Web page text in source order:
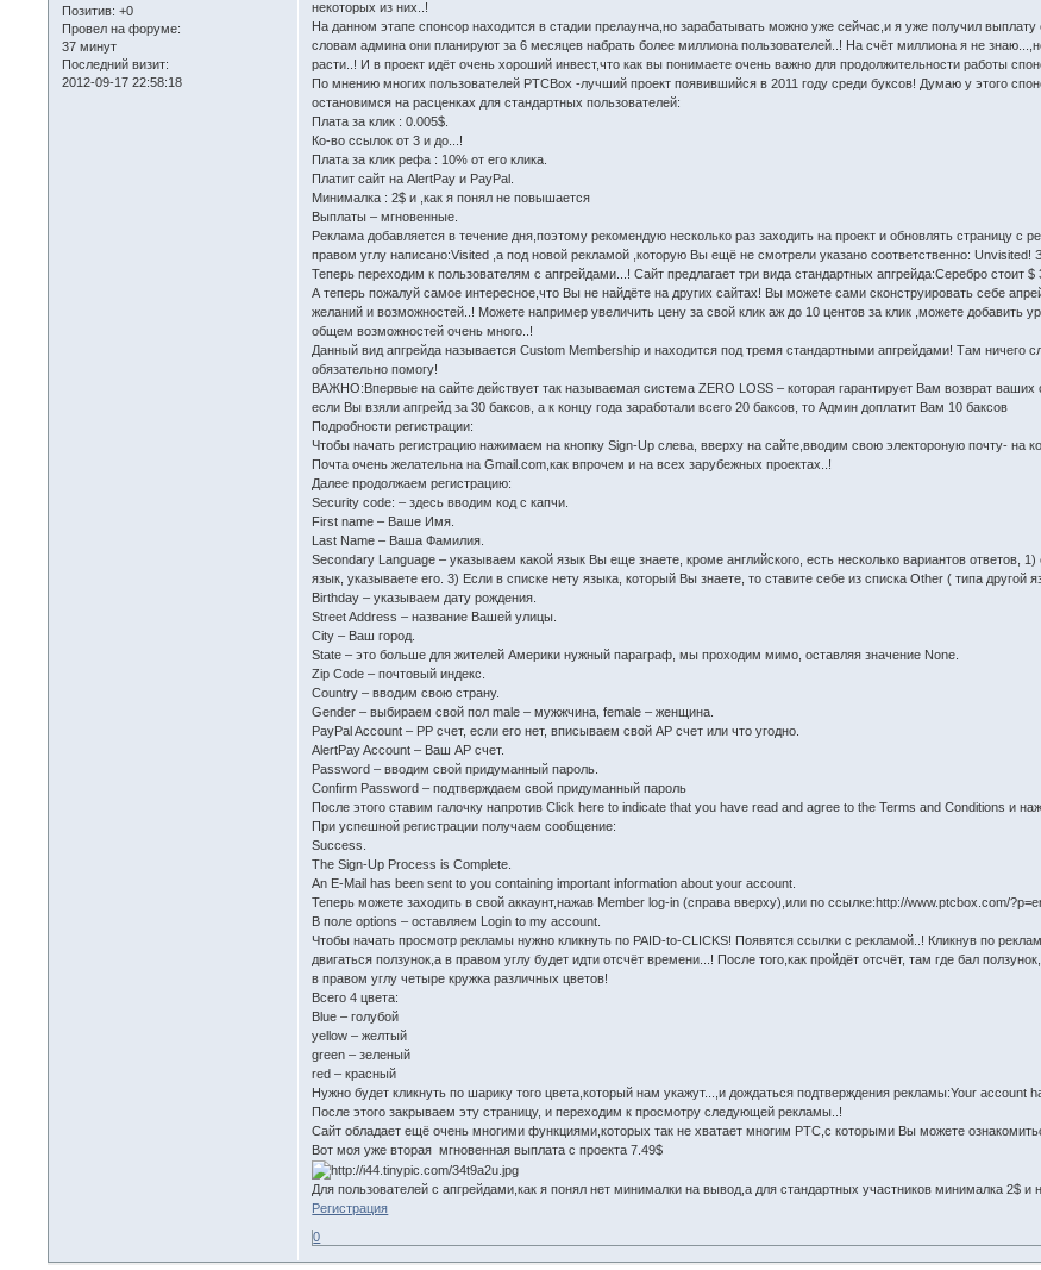
Позитив: +0
Провел на форуме:
37 минут
Последний визит:
2012-09-17 22:58:18
некоторых из них..!
На данном этапе спонсор находится в стадии прелаунча,но зарабатывать можно уже сейчас,и я уже получил
словам админа они планируют за 6 месяцев набрать более миллиона пользователей..! На счёт миллиона я не
расти..! И в проект идёт очень хороший инвест,что как вы понимаете очень важно для продолжительности работы
По мнению многих пользователей PTCВox -лучший проект появившийся в 2011 году среди буксов! Думаю у этого
остановимся на расценках для стандартных пользователей:
Плата за клик : 0.005$.
Ко-во ссылок от 3 и до...!
Плата за клик рефа : 10% от его клика.
Платит сайт на AlertPay и PayPal.
Минималка : 2$ и ,как я понял не повышается
Выплаты – мгновенные.
Реклама добавляется в течение дня,поэтому рекомендую несколько раз заходить на проект и обновлять страницу
правом углу написано:Visited ,а под новой рекламой ,которую Вы ещё не смотрели указано соответственно:
Теперь переходим к пользователям с апгрейдами...! Сайт предлагает три вида стандартных апгрейда:Серебро стоит $
А теперь пожалуй самое интересное,что Вы не найдёте на других сайтах! Вы можете сами сконструировать себе
желаний и возможностей..! Можете например увеличить цену за свой клик аж до 10 центов за клик ,можете добавить
общем возможностей очень много..!
Данный вид апгрейда называется Custom Membership и находится под тремя стандартными апгрейдами! Там ничего
обязательно помогу!
ВАЖНО:Впервые на сайте действует так называемая система ZERO LOSS – которая гарантирует Вам возврат
если Вы взяли апгрейд за 30 баксов, а к концу года заработали всего 20 баксов, то Админ доплатит Вам 10 баксов
Подробности регистрации:
Чтобы начать регистрацию нажимаем на кнопку Sign-Up слева, вверху на сайте,вводим свою электороную почту- на
Почта очень желательна на Gmail.com,как впрочем и на всех зарубежных проектах..!
Далее продолжаем регистрацию:
Security code: – здесь вводим код с капчи.
First name – Ваше Имя.
Last Name – Ваша Фамилия.
Secondary Language – указываем какой язык Вы еще знаете, кроме английского, есть несколько вариантов ответов,
язык, указываете его. 3) Если в списке нету языка, который Вы знаете, то ставите себе из списка Other ( типа другой
Birthday – указываем дату рождения.
Street Address – название Вашей улицы.
City – Ваш город.
State – это больше для жителей Америки нужный параграф, мы проходим мимо, оставляя значение None.
Zip Code – почтовый индекс.
Country – вводим свою страну.
Gender – выбираем свой пол male – мужжчина, female – женщина.
PayPal Account – PP счет, если его нет, вписываем свой АР счет или что угодно.
AlertPay Account – Ваш АР счет.
Password – вводим свой придуманный пароль.
Confirm Password – подтверждаем свой придуманный пароль
После этого ставим галочку напротив Click here to indicate that you have read and agree to the Terms and Conditions и
При успешной регистрации получаем сообщение:
Success.
The Sign-Up Process is Complete.
An E-Mail has been sent to you containing important information about your account.
Теперь можете заходить в свой аккаунт,нажав Member log-in (справа вверху),или по ссылке:http://www.ptcbox.com/
В поле options – оставляем Login to my account.
Чтобы начать просмотр рекламы нужно кликнуть по PAID-to-CLICKS! Появятся ссылки с рекламой..! Кликнув по
двигаться ползунок,а в правом углу будет идти отсчёт времени...! После того,как пройдёт отсчёт, там где бал
в правом углу четыре кружка различных цветов!
Всего 4 цвета:
Blue – голубой
yellow – желтый
green – зеленый
red – красный
Нужно будет кликнуть по шарику того цвета,который нам укажут...,и дождаться подтверждения рекламы:Your
После этого закрываем эту страницу, и переходим к просмотру следующей рекламы..!
Сайт обладает ещё очень многими функциями,которых так не хватает многим РТС,с которыми Вы можете
Вот моя уже вторая мгновенная выплата с проекта 7.49$
Для пользователей с апгрейдами,как я понял нет минималки на вывод,а для стандартных участников минималка 2$ и
Регистрация
0